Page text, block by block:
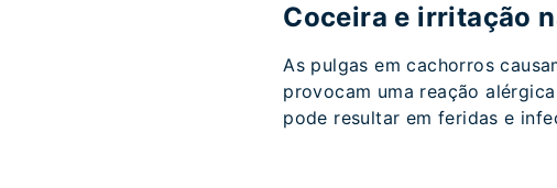
Coceira e irritação
As pulgas em cachorros
provocam uma reação
pode resultar em feridas e